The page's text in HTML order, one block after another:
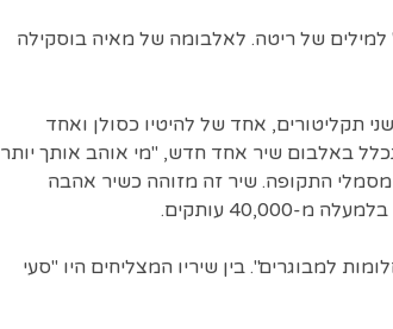
את השיר "תשקר לי" למילים של ריטה. לאלבומה של מאיה בוסקילה
תקליטורים, אחד של להיטיו כסולן ואחד
באלבום שיר אחד חדש, "מי אוהב אותך יותר
מסמלי התקופה. שיר זה מזוהה כשיר אהבה
עותקים.
למבוגרים". בין שיריו המצליחים היו "סעי